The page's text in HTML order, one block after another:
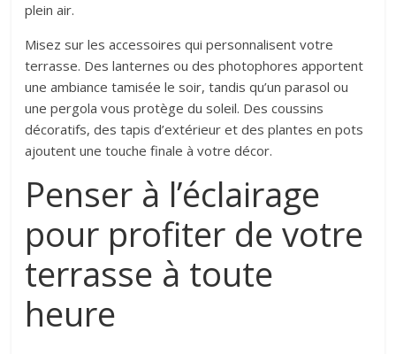
plein air.
Misez sur les accessoires qui personnalisent votre
terrasse. Des lanternes ou des photophores apportent
une ambiance tamisée le soir, tandis qu’un parasol ou
une pergola vous protège du soleil. Des coussins
décoratifs, des tapis d’extérieur et des plantes en pots
ajoutent une touche finale à votre décor.
Penser à l’éclairage
pour profiter de votre
terrasse à toute
heure